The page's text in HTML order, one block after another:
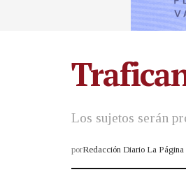
Los sujetos serán
porRedacción Diario La Página